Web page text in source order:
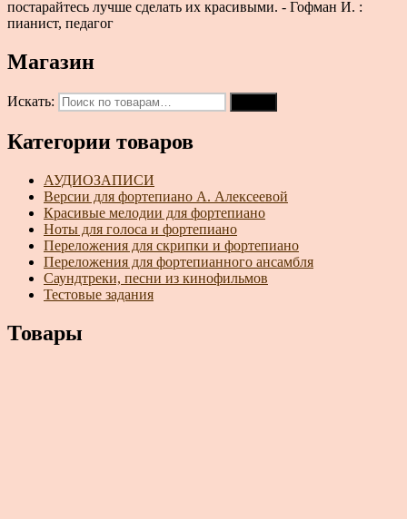
постарайтесь лучше сделать их красивыми. - Гофман И. :
пианист, педагог
Магазин
Искать:
Категории товаров
АУДИОЗАПИСИ
Версии для фортепиано А. Алексеевой
Красивые мелодии для фортепиано
Ноты для голоса и фортепиано
Переложения для скрипки и фортепиано
Переложения для фортепианного ансамбля
Саундтреки, песни из кинофильмов
Тестовые задания
Товары